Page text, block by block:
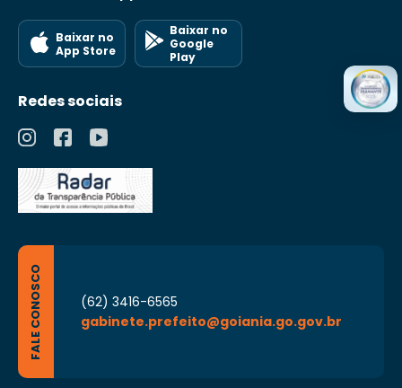
Baixar no
App Store
Baixar no
Google
Play
Redes sociais
FALE CONOSCO
(62) 3416-6565
gabinete.prefeito@goiania.go.gov.br